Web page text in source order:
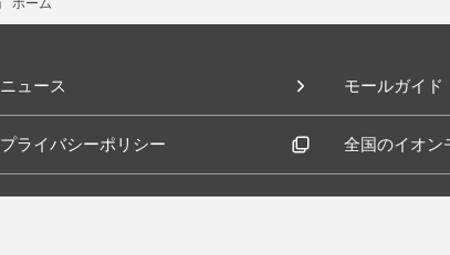
ホーム
ニュース モールガイド
プライバシーポリシー 全国のイオン